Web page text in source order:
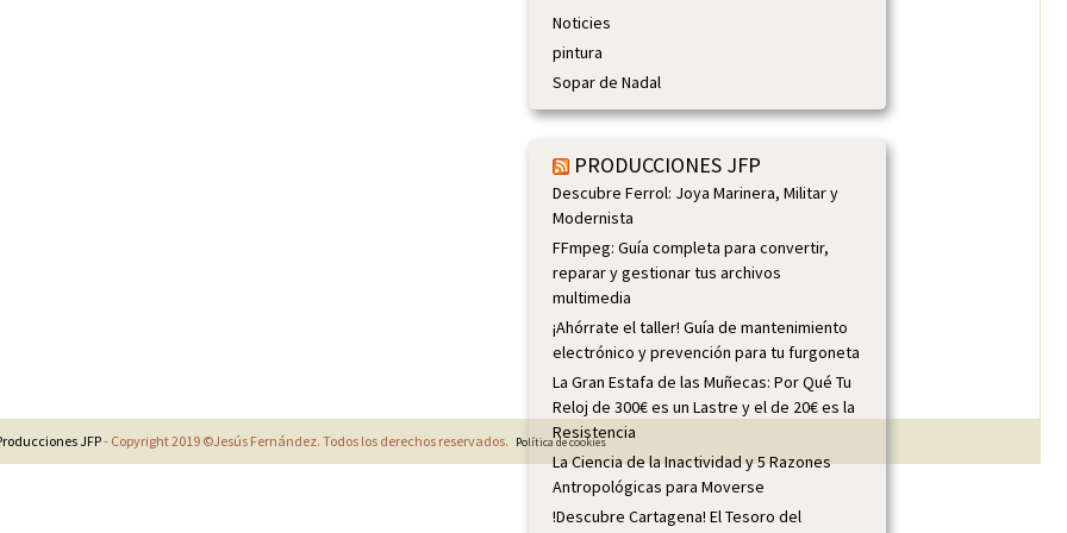
Noticies
pintura
Sopar de Nadal
PRODUCCIONES JFP
Descubre Ferrol: Joya Marinera, Militar y
Modernista
FFmpeg: Guía completa para convertir,
reparar y gestionar tus archivos
multimedia
¡Ahórrate el taller! Guía de mantenimiento
electrónico y prevención para tu furgoneta
La Gran Estafa de las Muñecas: Por Qué Tu
Reloj de 300€ es un Lastre y el de 20€ es la
Resistencia
La Ciencia de la Inactividad y 5 Razones
Antropológicas para Moverse
!Descubre Cartagena! El Tesoro del
JFP- Copyright 2019 ©Jesús Fernández. Todos los derechos reservados. Política de cookies